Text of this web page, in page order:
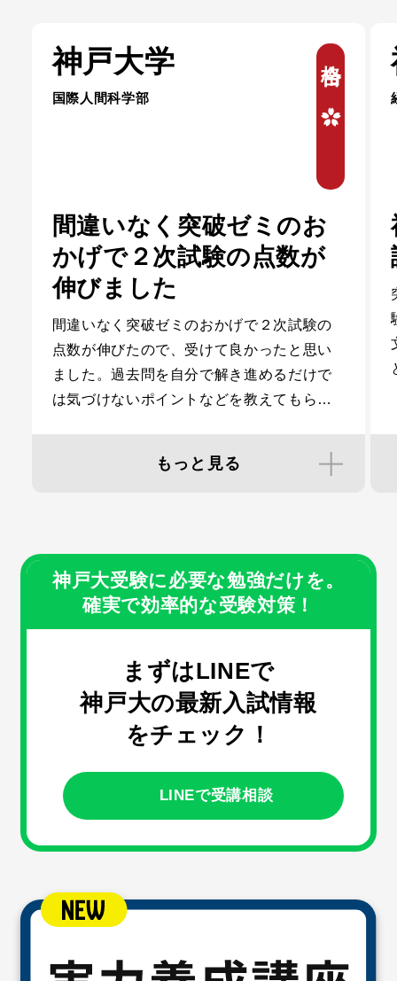
神戸大学
国際人間科学部
間違いなく突破ゼミのお
かげで２次試験の点数が
伸びました
間違いなく突破ゼミのおかげで２次試験の
点数が伸びたので、受けて良かったと思い
ました。過去問を自分で解き進めるだけで
は気づけないポイントなどを教えてもらえ
もっと見る
神戸大受験に必要な勉強だけを。
確実で効率的な受験対策！
まずはLINEで
神戸大の最新入試情報
をチェック！
LINEで受講相談